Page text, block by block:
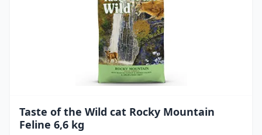
Taste of the Wild cat Rocky Mountain
Feline 6,6 kg